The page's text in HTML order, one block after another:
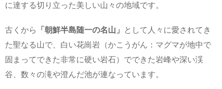
に達する切り立った美しい山々の地域です。
古くから 「朝鮮半島随一の名山」
として人々に愛されてき
た聖なる山で、白い花崗岩（かこうがん：マグマが地中で
固まってできた非常に硬い岩石）でできた岩峰や深い渓
谷、数々の滝や澄んだ池が連なっています。